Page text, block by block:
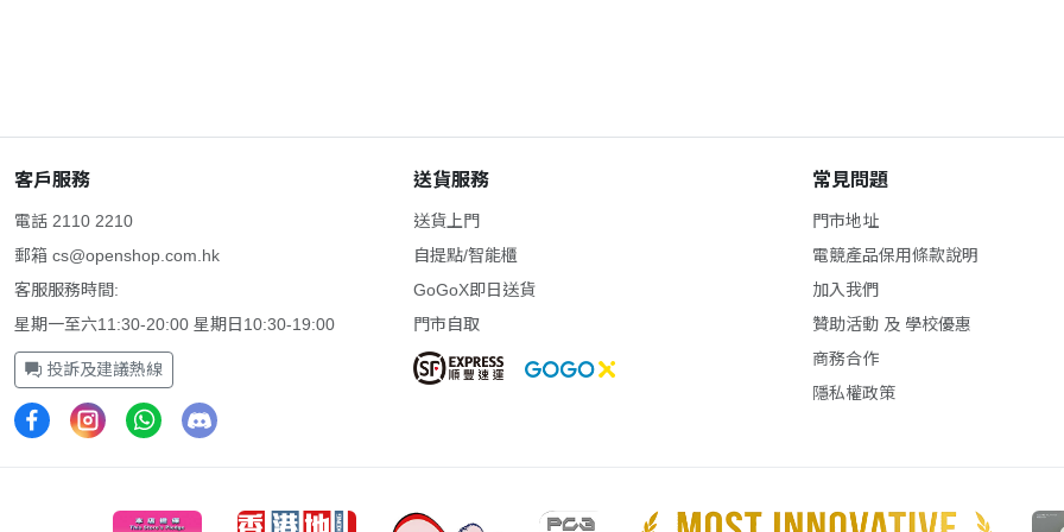
客戶服務
電話 2110 2210
郵箱 cs@openshop.com.hk
客服服務時間:
星期一至六11:30-20:00 星期日10:30-19:00
投訴及建議熱線
送貨服務
送貨上門
自提點/智能櫃
GoGoX即日送貨
門市自取
常見問題
門市地址
電競產品保用條款說明
加入我們
贊助活動 及 學校優惠
商務合作
隱私權政策